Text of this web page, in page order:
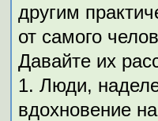
другим
от самого
Давайте их
1. Люди,
вдохновение